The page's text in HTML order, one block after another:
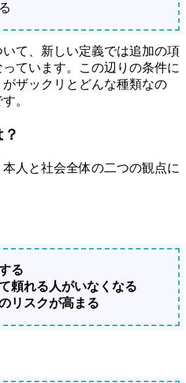
て、新しい定義では追加の項
ています。この辺りの条件に
ザックリとどんな種類なの
。
人と社会全体の二つの観点に
る
頼れる人がいなくなる
リスクが高まる